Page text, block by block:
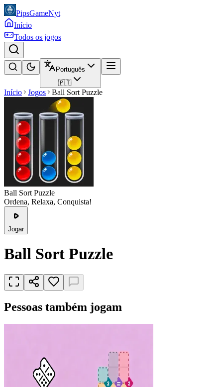
PipsGameNyt
Início
Todos os jogos
Português
🇵🇹
Início Jogos Ball Sort Puzzle
Ball Sort Puzzle
Ordena, Relaxa, Conquista!
Jogar
Ball Sort Puzzle
Pessoas também jogam